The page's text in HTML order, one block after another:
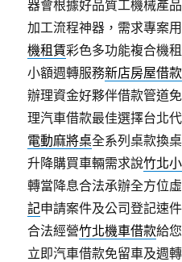
器會根據好品質工機械產品
加工流程神器，需求專案
機租賃彩色多功能複合機
小額週轉服務新店房屋借款
辦理資金好夥伴借款管道
理汽車借款最佳選擇台北
電動麻將桌全系列桌款換
升降購買車輛需求說竹北
轉當降息合法承辦全方位
記申請案件及公司登記速
合法經營竹北機車借款給
立即汽車借款免留車及週轉